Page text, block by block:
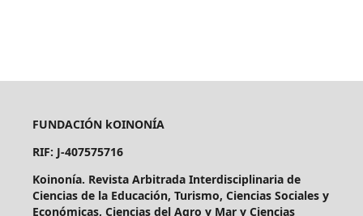
FUNDACIÓN kOINONÍA
RIF: J-407575716
Koinonía. Revista Arbitrada Interdisciplinaria de
Ciencias de la Educación, Turismo, Ciencias Sociales y
Económicas, Ciencias del Agro y Mar y Ciencias